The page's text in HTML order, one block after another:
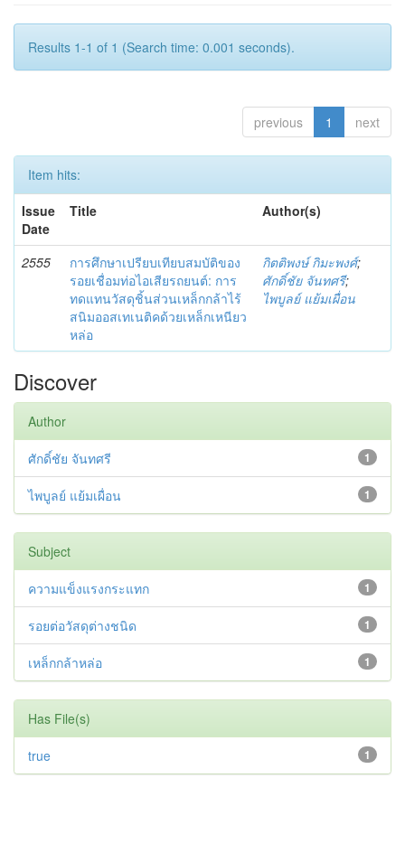
Results 1-1 of 1 (Search time: 0.001 seconds).
previous 1 next
Item hits:
Issue
Date
Title Author(s)
2555
การศึกษาเปรียบเทียบสมบัติของ
รอยเชื่อมท่อไอเสียรถยนต์: การ
ทดแทนวัสดุชิ้นส่วนเหล็กกล้าไร้
สนิมออสเทเนติคด้วยเหล็กเหนียว
หล่อ
กิตติพงษ์ กิมะพงศ์;
ศักดิ์ชัย จันทศรี;
ไพบูลย์ แย้มเผื่อน
Discover
Author
1
ศักดิ์ชัย จันทศรี
1
ไพบูลย์ แย้มเผื่อน
Subject
1
ความแข็งแรงกระแทก
1
รอยต่อวัสดุต่างชนิด
1
เหล็กกล้าหล่อ
Has File(s)
1
true